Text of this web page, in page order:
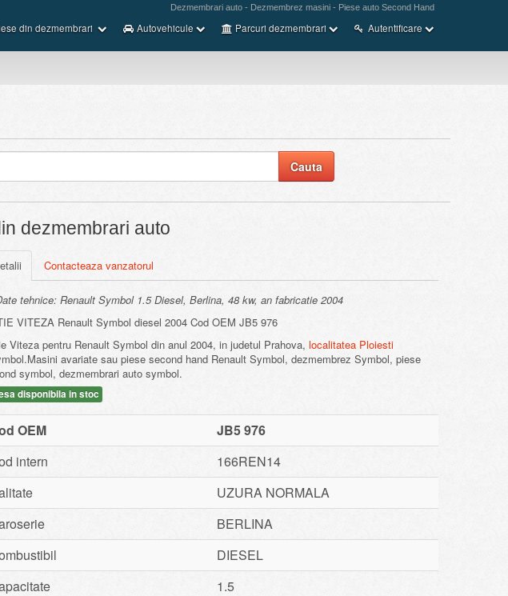
Dezmembrari auto - Dezmembrez masini - Piese auto Second Hand
din dezmembrari Autovehicule Parcuri dezmembrari Autentificare
dezmembrari auto
Contacteaza vanzatorul
tehnice: Renault Symbol 1.5 Diesel, Berlina, 48 kw, an fabricatie 2004
VITEZA Renault Symbol diesel 2004 Cod OEM JB5 976
Viteza pentru Renault Symbol din anul 2004, in judetul Prahova, localitatea Ploiesti
avariate sau piese second hand Renault Symbol, dezmembrez Symbol, piese
symbol, dezmembrari auto symbol.
disponibila in stoc
OEM
JB5 976
intern
166REN14
UZURA NORMALA
BERLINA
DIESEL
1.5